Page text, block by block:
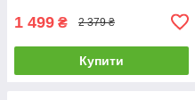
1 499 ₴ 2 379 ₴
Купити